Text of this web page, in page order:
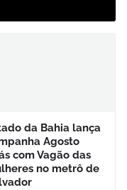
da Bahia lança
Agosto
com Vagão das
no metrô de